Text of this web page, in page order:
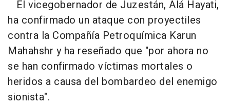
El vicegobernador de Juzestán, Alá Hayati,
ha confirmado un ataque con proyectiles
contra la Compañía Petroquímica Karun
Mahahshr y ha reseñado que "por ahora no
se han confirmado víctimas mortales o
heridos a causa del bombardeo del enemigo
sionista".